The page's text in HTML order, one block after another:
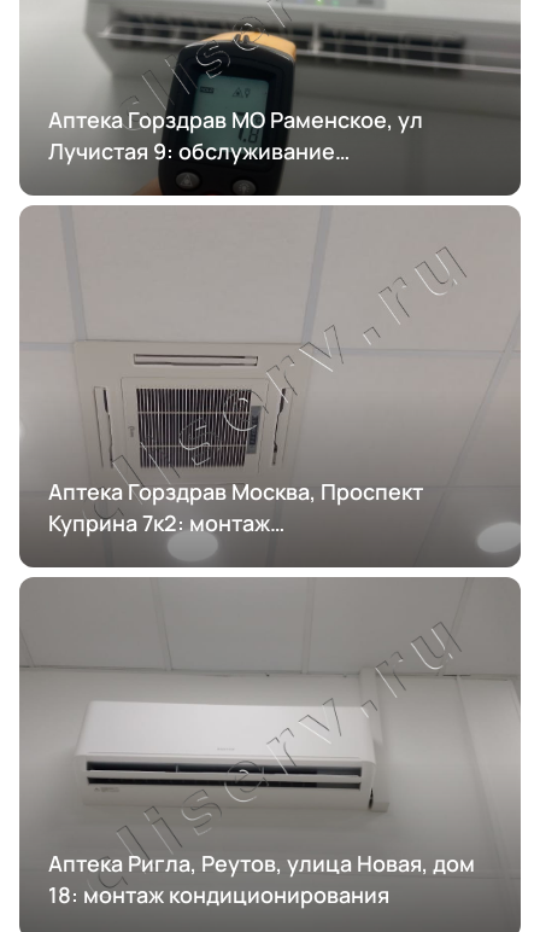
Аптека Горздрав МО Раменское, ул
Лучистая 9: обслуживание
кондиционирования
Аптека Горздрав Москва, Проспект
Куприна 7к2: монтаж
кондиционирования
Аптека Ригла, Реутов, улица Новая, дом
18: монтаж кондиционирования